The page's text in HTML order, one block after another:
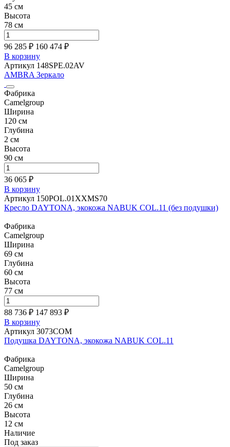
45 см
Высота
78 см
96 285 ₽ 160 474 ₽
В корзину
Артикул 148SPE.02AV
AMBRA Зеркало
Фабрика
Camelgroup
Ширина
120 см
Глубина
2 см
Высота
90 см
36 065 ₽
В корзину
Артикул 150POL.01XXMS70
Кресло DAYTONA, экокожа NABUK COL.11 (без подушки)
Фабрика
Camelgroup
Ширина
69 см
Глубина
60 см
Высота
77 см
88 736 ₽ 147 893 ₽
В корзину
Артикул 3073COM
Подушка DAYTONA, экокожа NABUK COL.11
Фабрика
Camelgroup
Ширина
50 см
Глубина
26 см
Высота
12 см
Наличие
Под заказ